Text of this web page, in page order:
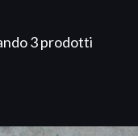
3 prodotti